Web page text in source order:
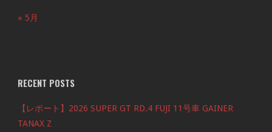
« 5月
RECENT POSTS
【レポート】2026 SUPER GT RD.4 FUJI 11号車 GAINER
TANAX Z